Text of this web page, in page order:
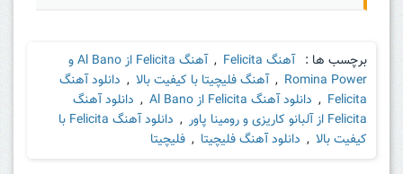
برچسب ها : آهنگ Felicita ,
آهنگ Felicita از Al Bano و
Romina Power
, آهنگ فلیچیتا با کیفیت بالا , دانلود آهنگ
Felicita
, دانلود آهنگ Felicita از Al Bano , دانلود آهنگ
Felicita از آلبانو کاریزی و رومینا پاور
,
دانلود آهنگ Felicita با
کیفیت بالا , دانلود آهنگ فلیچیتا , فلیچیتا